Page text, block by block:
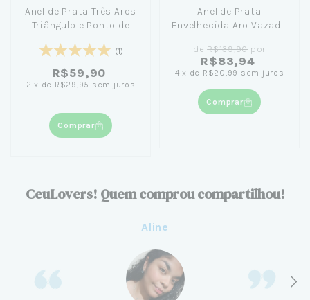
Anel de Prata Três Aros
Triângulo e Ponto de
(1)
R$59,90
2 x de R$29,95 sem juros
Comprar
Anel de Prata
Envelhecida Aro Vazado
deR$139,90 por
R$83,94
4 x de R$20,99 sem juros
Comprar
CeuLovers! Quem comprou compartilhou!
Aline